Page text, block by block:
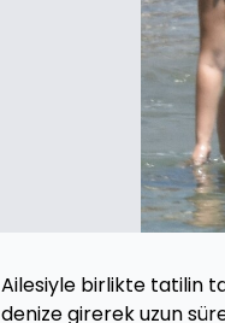
Ailesiyle birlikte tatilin
denize girerek uzun